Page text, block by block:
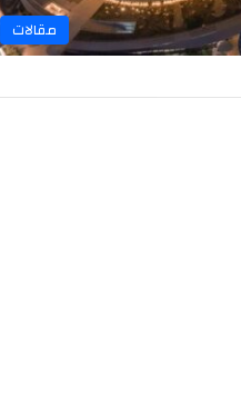
مقالات